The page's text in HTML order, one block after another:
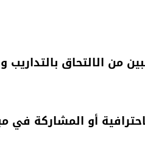
من الالتحاق
أو المشاركة في